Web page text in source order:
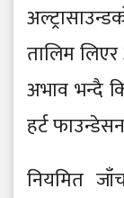
तालिम
अभाव भन्दै
हर्ट
नियमित